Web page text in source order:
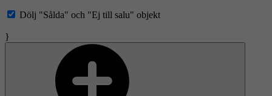
Dölj "Sålda" och "Ej till salu" objekt
}